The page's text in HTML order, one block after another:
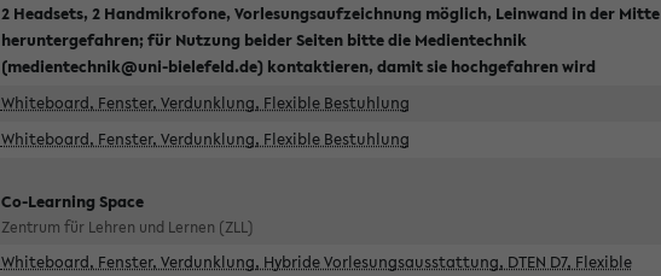
2 Headsets, 2 Handmikrofone, Vorlesungsaufzeichnung möglich, Leinwand in der Mitte
heruntergefahren; für Nutzung beider Seiten bitte die Medientechnik
(medientechnik@uni-bielefeld.de) kontaktieren, damit sie hochgefahren wird
Whiteboard, Fenster, Verdunklung, Flexible Bestuhlung
Whiteboard, Fenster, Verdunklung, Flexible Bestuhlung
Co-Learning Space
Zentrum für Lehren und Lernen (ZLL)
Whiteboard, Fenster, Verdunklung, Hybride Vorlesungsausstattung, DTEN D7, Flexible